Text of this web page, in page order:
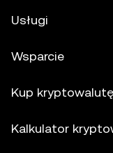
Usługi
Wsparcie
Kup kryptowalutę
Kalkulator